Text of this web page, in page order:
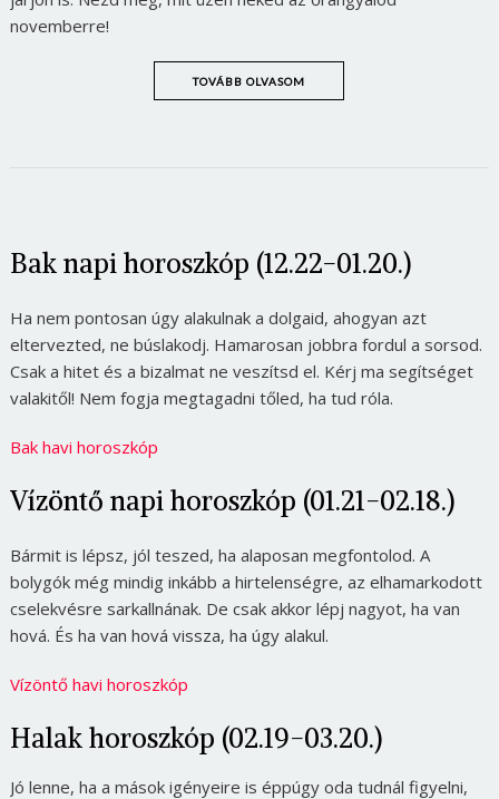
novemberre!
TOVÁBB OLVASOM
Bak napi horoszkóp (12.22-01.20.)
Ha nem pontosan úgy alakulnak a dolgaid, ahogyan azt
eltervezted, ne búslakodj. Hamarosan jobbra fordul a sorsod.
Csak a hitet és a bizalmat ne veszítsd el. Kérj ma segítséget
valakitől! Nem fogja megtagadni tőled, ha tud róla.
Bak havi horoszkóp
Vízöntő napi horoszkóp (01.21-02.18.)
Bármit is lépsz, jól teszed, ha alaposan megfontolod. A
bolygók még mindig inkább a hirtelenségre, az elhamarkodott
cselekvésre sarkallnának. De csak akkor lépj nagyot, ha van
hová. És ha van hová vissza, ha úgy alakul.
Vízöntő havi horoszkóp
Halak horoszkóp (02.19-03.20.)
Jó lenne, ha a mások igényeire is éppúgy oda tudnál figyelni,